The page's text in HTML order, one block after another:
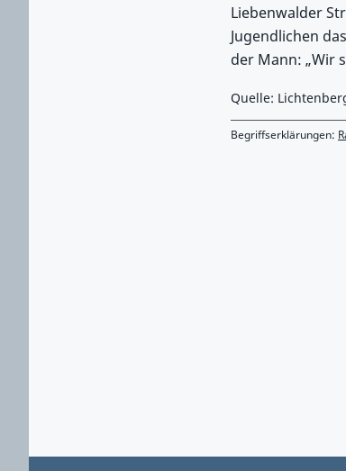
Liebenwalder
Jugendlichen
der Mann: „Wir
Quelle:
Begriffserklärungen: